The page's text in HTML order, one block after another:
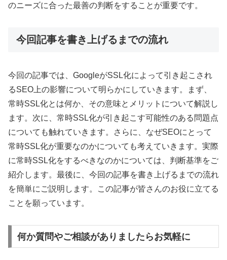
のニーズに合った最善の判断をすることが重要です。
今回記事を書き上げるまでの流れ
今回の記事では、GoogleがSSL化によって引き起こされ
るSEO上の影響について明らかにしていきます。まず、
常時SSL化とは何か、その意味とメリットについて解説し
ます。次に、常時SSL化が引き起こす可能性のある問題点
についても触れていきます。さらに、なぜSEOにとって
常時SSL化が重要なのかについても考えていきます。実際
に常時SSL化をするべきなのかについては、判断基準をご
紹介します。最後に、今回の記事を書き上げるまでの流れ
を簡単にご説明します。この記事が皆さんのお役に立てる
ことを願っています。
何か質問やご相談がありましたらお気軽に